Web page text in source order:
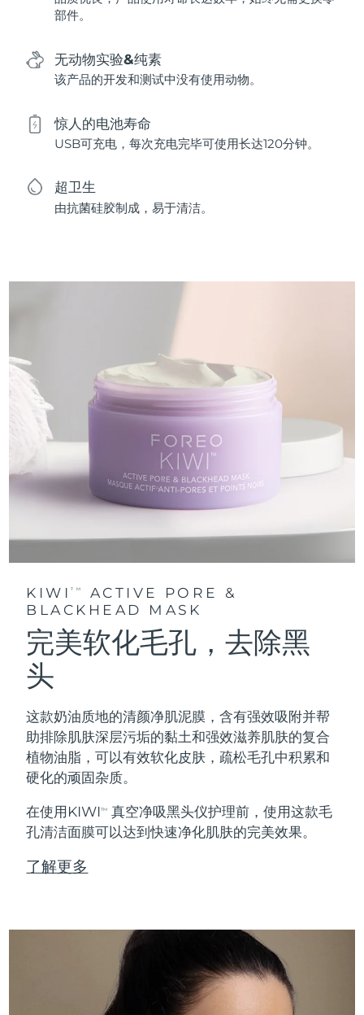
部件。
无动物实验&纯素
该产品的开发和测试中没有使用动物。
惊人的电池寿命
USB可充电，每次充电完毕可使用长达120分钟。
超卫生
由抗菌硅胶制成，易于清洁。
KIWITM
ACTIVE PORE &
BLACKHEAD MASK
完美软化毛孔，去除黑
头
这款奶油质地的清颜净肌泥膜，含有强效吸附并帮
助排除肌肤深层污垢的黏土和强效滋养肌肤的复合
植物油脂，可以有效软化皮肤，疏松毛孔中积累和
硬化的顽固杂质。
在使用KIWITM
真空净吸黑头仪护理前，使用这款毛
孔清洁面膜可以达到快速净化肌肤的完美效果。
了解更多